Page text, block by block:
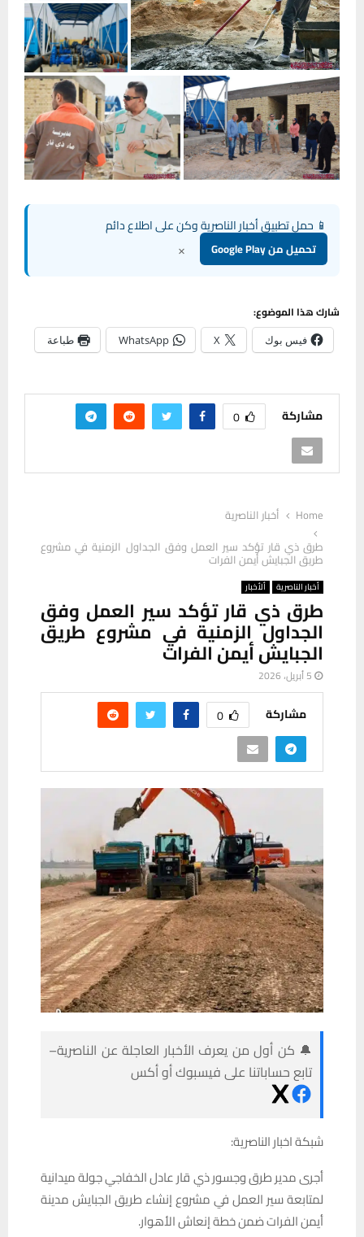
📱 حمل تطبيق أخبار الناصرية وكن على اطلاع دائم
تحميل من Google Play ×
شارك هذا الموضوع:
فيس بوك X
WhatsApp طباعة
مشاركة 0
Home
أخبار الناصرية
طرق ذي قار تؤكد سير العمل وفق الجداول الزمنية في مشروع
طريق الجبايش أيمن الفرات
أخبار الناصرية ألأخبار
طرق ذي قار تؤكد سير العمل وفق
الجداول الزمنية في مشروع طريق
الجبايش أيمن الفرات
5 أبريل، 2026
مشاركة 0
🔔 كن أول من يعرف الأخبار العاجلة عن الناصرية–
تابع حساباتنا على فيسبوك أو أكس
شبكة اخبار الناصرية:
أجرى مدير طرق وجسور ذي قار عادل الخفاجي جولة ميدانية
لمتابعة سير العمل في مشروع إنشاء طريق الجبايش مدينة
أيمن الفرات ضمن خطة إنعاش الأهوار.